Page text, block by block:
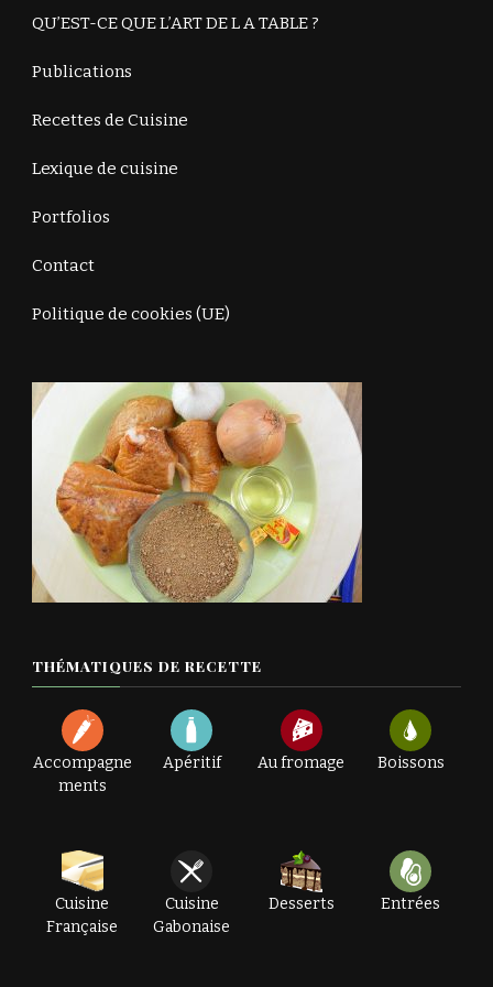
QU’EST-CE QUE L’ART DE L A TABLE ?
Publications
Recettes de Cuisine
Lexique de cuisine
Portfolios
Contact
Politique de cookies (UE)
THÉMATIQUES DE RECETTE
Accompagne
ments
Apéritif Au fromage Boissons
Cuisine
Française
Cuisine
Gabonaise
Desserts Entrées